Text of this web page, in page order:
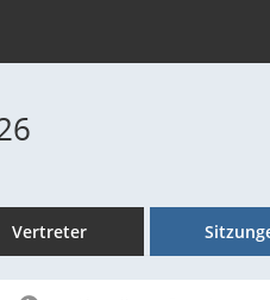
Vertreter